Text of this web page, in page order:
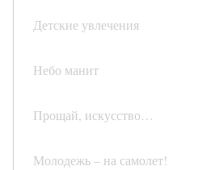
Детские увлечения
Небо манит
Прощай, искусство…
Молодежь – на самолет!